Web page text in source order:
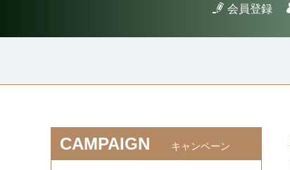
会員登録
CAMPAIGN キャンペーン